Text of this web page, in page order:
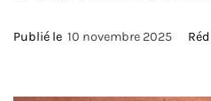
Publié le 10 novembre 2025